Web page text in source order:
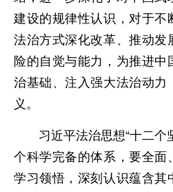
建设的规律性认识，对于不
法治方式深化改革、推动发
险的自觉与能力，为推进
治基础、注入强大法治动力
义。
习近平法治思想“十二个
个科学完备的体系，要全面
学习领悟，深刻认识蕴含其